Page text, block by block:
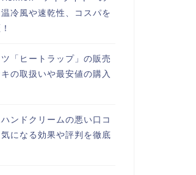
冷風や速乾性、コスパを
「ヒートラップ」の販売
の取扱いや最安値の購入
ンドクリームの悪い口コ
になる効果や評判を徹底